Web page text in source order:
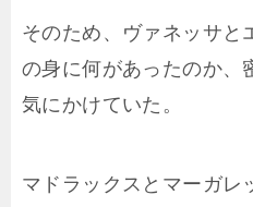
そのため、ヴァネッサと
の身に何があったのか、
気にかけていた。
マドラックスとマーガレ